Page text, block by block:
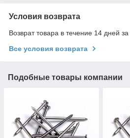
Условия возврата
Возврат товара в течение 14 дней за
Все условия возврата
Подобные товары компании